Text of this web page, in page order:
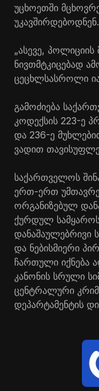
უცხოეთში
უკავშირდებოდნენ.
„ასევე,
ნივთმტკიცებად
ცეცხლსასროლი
გამოძიება
კოდექსის 223-ე
და 236-ე
ვადით
საქართველოს
ერთ-ერთ
ორგანიზებულ
ქურდულ
დანაშაულებრივი
და ნებისმიერი
ჩართული იქნება
კანონის სრული
ცენტრალური
დეპარტამენტის